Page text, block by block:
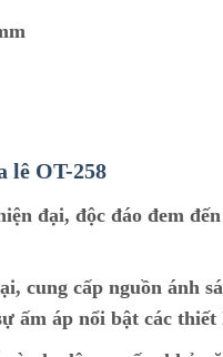
lê OT-258
đại, độc đáo đem
cung cấp nguồn ánh
ấm áp nổi bật các